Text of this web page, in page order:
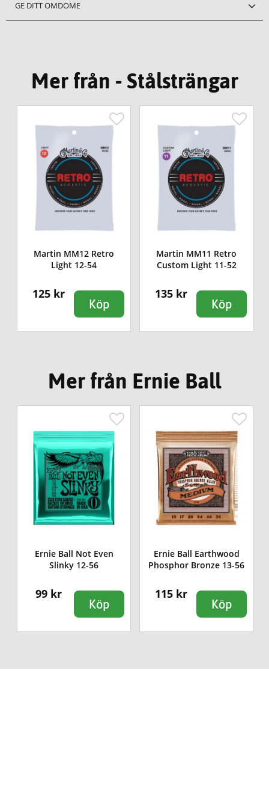
GE DITT OMDÖME
Mer från - Stålsträngar
Martin MM12 Retro
Light 12-54
125 kr
Köp
Martin MM11 Retro
Custom Light 11-52
135 kr
Köp
Mer från Ernie Ball
Ernie Ball Not Even
Slinky 12-56
99 kr
Köp
Ernie Ball Earthwood
Phosphor Bronze 13-56
115 kr
Köp